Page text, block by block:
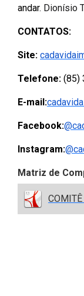
andar. Dionísio
CONTATOS:
Site:
Telefone: (85)
E-mail:
Facebook:
Instagram:
Matriz de